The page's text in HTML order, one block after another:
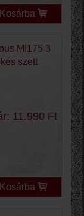
Kosárba
MI175 3
szett
11.990 Ft
Kosárba